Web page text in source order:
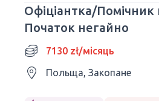
Офіціантка/Помічник
Початок негайно
7130 zł/місяць
Польща, Закопане